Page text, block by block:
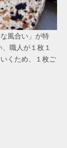
風合い」が特
職人が１枚１
くため、１枚ご